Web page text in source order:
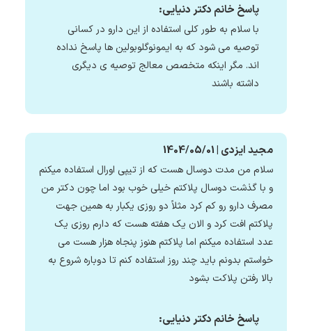
پاسخ خانم دکتر دنیایی:
با سلام به طور کلی استفاده از این دارو در کسانی
توصیه می شود که به ایمونوگلوبولین ها پاسخ نداده
اند. مگر اینکه متخصص معالج توصیه ی دیگری
داشته باشند
مجید ایزدی | 1404/05/01
سلام من مدت دوسال هست که از تیپی اورال استفاده میکنم
و با گذشت دوسال پلاکتم خیلی خوب بود اما چون دکتر من
مصرف دارو رو کم کرد مثلاً دو روزی یکبار به همین جهت
پلاکتم افت کرد و الان یک هفته هست که دارم روزی یک
عدد استفاده میکنم اما پلاکتم هنوز پنجاه هزار هست می
خواستم بدونم باید چند روز استفاده کنم تا دوباره شروع به
بالا رفتن پلاکت بشود
پاسخ خانم دکتر دنیایی: